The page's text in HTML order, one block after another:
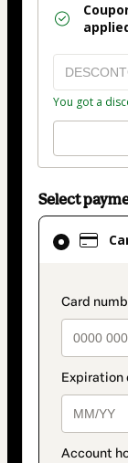
You got a
Select
Card
selected
method